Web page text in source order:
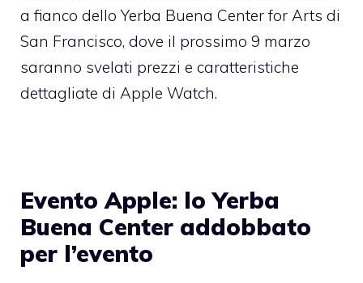
a fianco dello Yerba Buena Center for Arts di
San Francisco, dove il prossimo 9 marzo
saranno svelati prezzi e caratteristiche
dettagliate di Apple Watch.
Evento Apple: lo Yerba
Buena Center addobbato
per l’evento